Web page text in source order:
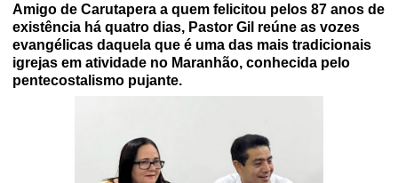
Amigo de Carutapera a quem felicitou pelos 87 anos de
existência há quatro dias, Pastor Gil reúne as vozes
evangélicas daquela que é uma das mais tradicionais
igrejas em atividade no Maranhão, conhecida pelo
pentecostalismo pujante.